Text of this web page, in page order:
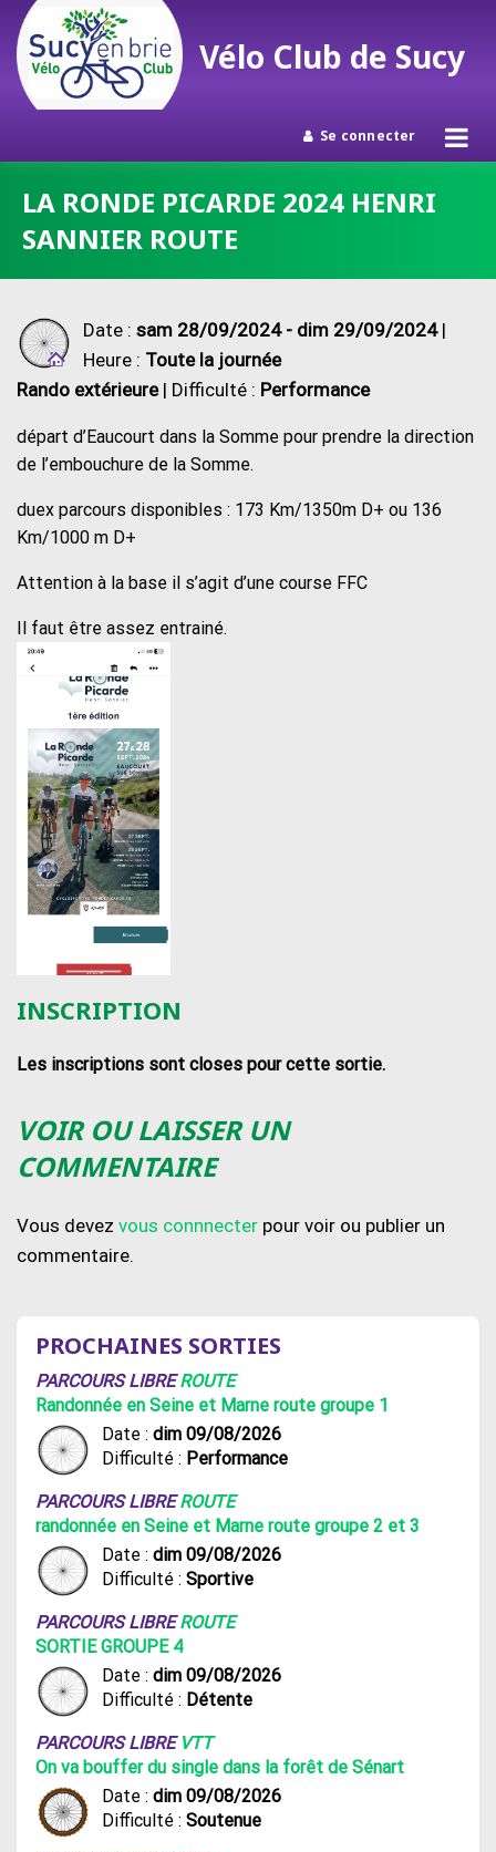
contenu
Vélo Club de Sucy
Se connecter
LA RONDE PICARDE 2024 HENRI
SANNIER ROUTE
Date : sam 28/09/2024 - dim 29/09/2024|
Heure : Toute la journée
Rando extérieure| Difficulté : Performance
départ d’Eaucourt dans la Somme pour prendre la direction
de l’embouchure de la Somme.
duex parcours disponibles : 173 Km/1350m D+ ou 136
Km/1000 m D+
Attention à la base il s’agit d’une course FFC
Il faut être assez entrainé.
INSCRIPTION
Les inscriptions sont closes pour cette sortie.
VOIR OU LAISSER UN
COMMENTAIRE
Vous devez vous connnecter pour voir ou publier un
commentaire.
PROCHAINES SORTIES
PARCOURS LIBREROUTE
Randonnée en Seine et Marne route groupe 1
Date : dim 09/08/2026
Difficulté : Performance
PARCOURS LIBREROUTE
randonnée en Seine et Marne route groupe 2 et 3
Date : dim 09/08/2026
Difficulté : Sportive
PARCOURS LIBREROUTE
SORTIE GROUPE 4
Date : dim 09/08/2026
Difficulté : Détente
PARCOURS LIBRE VTT
On va bouffer du single dans la forêt de Sénart
Date : dim 09/08/2026
Difficulté : Soutenue